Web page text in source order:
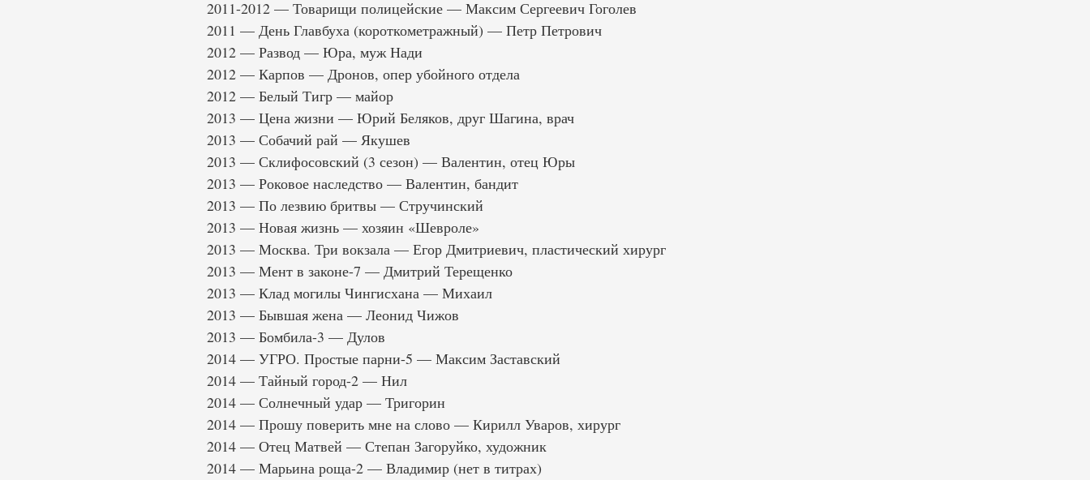
2011-2012 — Товарищи полицейские — Максим Сергеевич Гоголев
2011 — День Главбуха (короткометражный) — Петр Петрович
2012 — Развод — Юра, муж Нади
2012 — Карпов — Дронов, опер убойного отдела
2012 — Белый Тигр — майор
2013 — Цена жизни — Юрий Беляков, друг Шагина, врач
2013 — Собачий рай — Якушев
2013 — Склифосовский (3 сезон) — Валентин, отец Юры
2013 — Роковое наследство — Валентин, бандит
2013 — По лезвию бритвы — Стручинский
2013 — Новая жизнь — хозяин «Шевроле»
2013 — Москва. Три вокзала — Егор Дмитриевич, пластический хирург
2013 — Мент в законе-7 — Дмитрий Терещенко
2013 — Клад могилы Чингисхана — Михаил
2013 — Бывшая жена — Леонид Чижов
2013 — Бомбила-3 — Дулов
2014 — УГРО. Простые парни-5 — Максим Заставский
2014 — Тайный город-2 — Нил
2014 — Солнечный удар — Тригорин
2014 — Прошу поверить мне на слово — Кирилл Уваров, хирург
2014 — Отец Матвей — Степан Загоруйко, художник
2014 — Марьина роща-2 — Владимир (нет в титрах)